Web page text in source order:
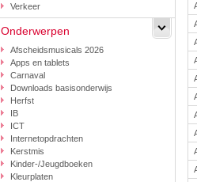
Verkeer
Onderwerpen
Afscheidsmusicals 2026
Apps en tablets
Carnaval
Downloads basisonderwijs
Herfst
IB
ICT
Internetopdrachten
Kerstmis
Kinder-/Jeugdboeken
Kleurplaten